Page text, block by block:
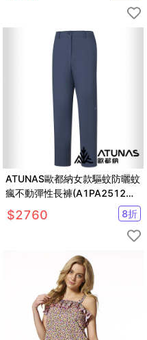
ATUNAS歐都納女款驅蚊防曬蚊
瘋不動彈性長褲(A1PA2512W
藍紫/機能長褲/防蚊褲)
$2760 8折